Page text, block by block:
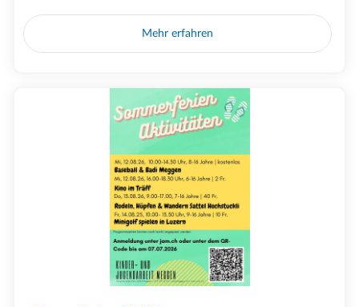
Mehr erfahren